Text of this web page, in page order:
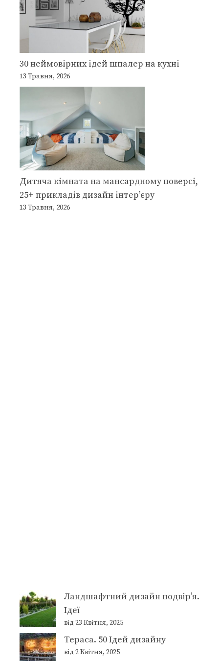
30 неймовірних ідей шпалер на кухні
13 Травня, 2026
Дитяча кімната на мансардному поверсі,
25+ прикладів дизайн інтер’єру
13 Травня, 2026
Ландшафтний дизайн подвір’я.
Ідеї
від 23 Квітня, 2025
Тераса. 50 Ідей дизайну
від 2 Квітня, 2025